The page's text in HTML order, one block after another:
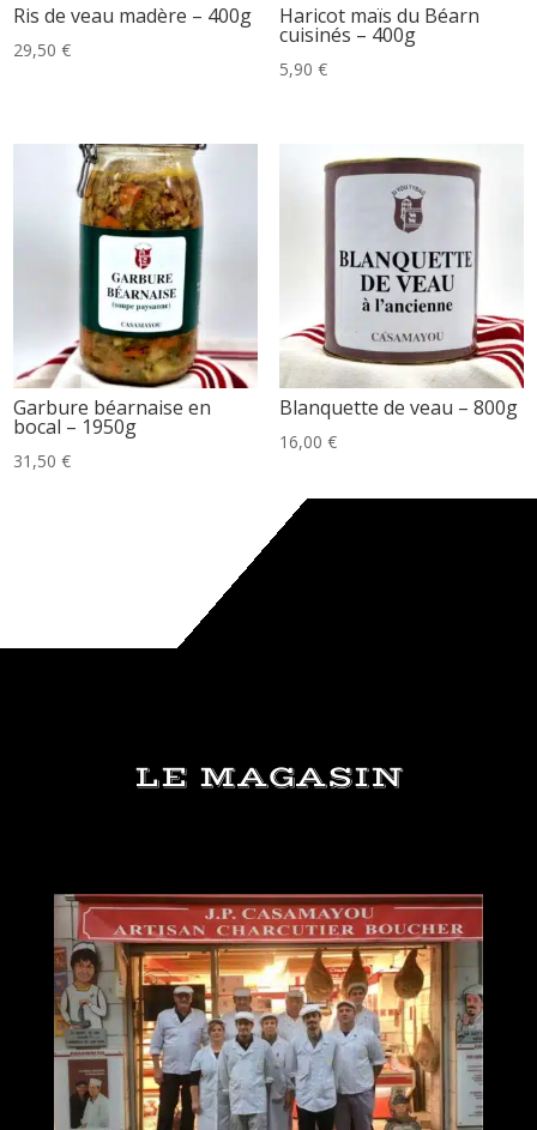
Ris de veau madère – 400g
29,50€
Haricot maïs du Béarn
cuisinés – 400g
5,90 €
Garbure béarnaise en
bocal – 1950g
31,50€
Blanquette de veau – 800g
16,00 €
LE MAGASIN